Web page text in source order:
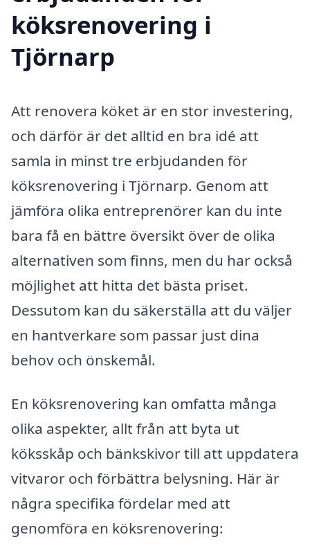
köksrenovering i
Tjörnarp
Att renovera köket är en stor investering,
och därför är det alltid en bra idé att
samla in minst tre erbjudanden för
köksrenovering i Tjörnarp. Genom att
jämföra olika entreprenörer kan du inte
bara få en bättre översikt över de olika
alternativen som finns, men du har också
möjlighet att hitta det bästa priset.
Dessutom kan du säkerställa att du väljer
en hantverkare som passar just dina
behov och önskemål.
En köksrenovering kan omfatta många
olika aspekter, allt från att byta ut
köksskåp och bänkskivor till att uppdatera
vitvaror och förbättra belysning. Här är
några specifika fördelar med att
genomföra en köksrenovering: